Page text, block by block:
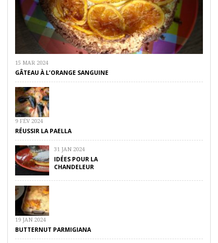
15 MAR 2024
GÂTEAU À L’ORANGE SANGUINE
9 FÉV 2024
RÉUSSIR LA PAELLA
31 JAN 2024
IDÉES POUR LA
CHANDELEUR
19 JAN 2024
BUTTERNUT PARMIGIANA